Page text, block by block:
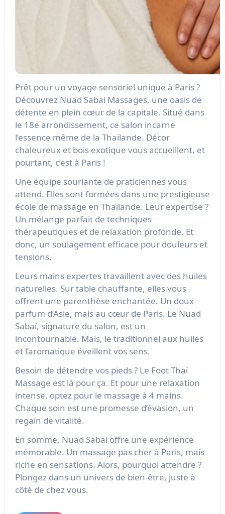
Prêt pour un voyage sensoriel unique à Paris ?
Découvrez Nuad Sabai Massages, une oasis de
détente en plein cœur de la capitale. Situé dans
le 18e arrondissement, ce salon incarne
l’essence même de la Thaïlande. Décor
chaleureux et bois exotique vous accueillent, et
pourtant, c’est à Paris !
Une équipe souriante de praticiennes vous
attend. Elles sont formées dans une prestigieuse
école de massage en Thaïlande. Leur expertise ?
Un mélange parfait de techniques
thérapeutiques et de relaxation profonde. Et
donc, un soulagement efficace pour douleurs et
tensions.
Leurs mains expertes travaillent avec des huiles
naturelles. Sur table chauffante, elles vous
offrent une parenthèse enchantée. Un doux
parfum d’Asie, mais au cœur de Paris. Le Nuad
Sabaï, signature du salon, est un
incontournable. Mais, le traditionnel aux huiles
et l’aromatique éveillent vos sens.
Besoin de détendre vos pieds ? Le Foot Thaï
Massage est là pour ça. Et pour une relaxation
intense, optez pour le massage à 4 mains.
Chaque soin est une promesse d’évasion, un
regain de vitalité.
En somme, Nuad Sabai offre une expérience
mémorable. Un massage pas cher à Paris, mais
riche en sensations. Alors, pourquoi attendre ?
Plongez dans un univers de bien-être, juste à
côté de chez vous.